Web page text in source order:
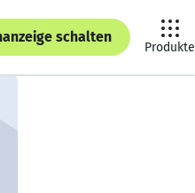
schalten
Produkte